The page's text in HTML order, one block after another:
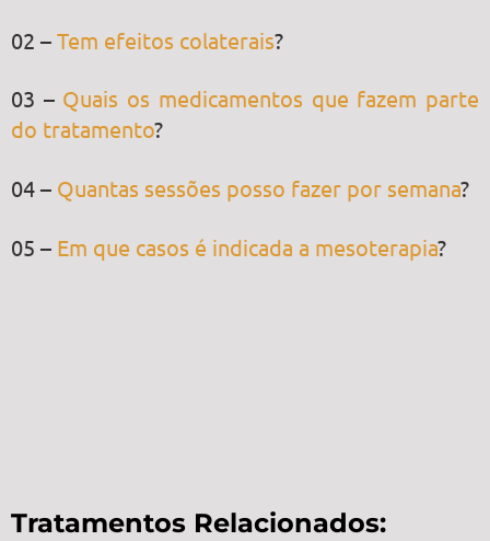
02 – Tem efeitos colaterais?
03 – Quais os medicamentos que fazem parte
do tratamento?
04 – Quantas sessões posso fazer por semana?
05 – Em que casos é indicada a mesoterapia?
Tratamentos Relacionados: